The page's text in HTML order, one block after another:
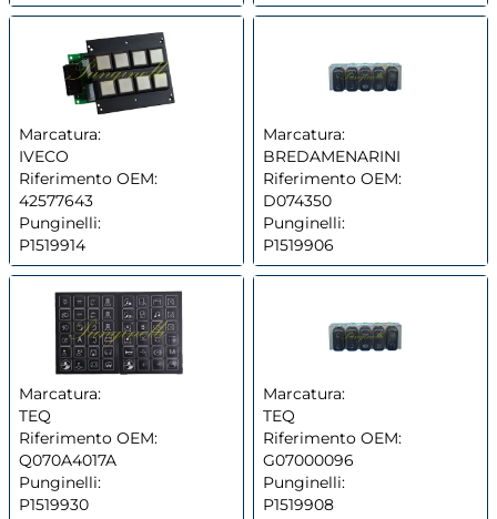
Marcatura:
IVECO
Riferimento OEM:
42577643
Punginelli:
P1519914
Marcatura:
BREDAMENARINI
Riferimento OEM:
D074350
Punginelli:
P1519906
Marcatura:
TEQ
Riferimento OEM:
Q070A4017A
Punginelli:
P1519930
Marcatura:
TEQ
Riferimento OEM:
G07000096
Punginelli:
P1519908